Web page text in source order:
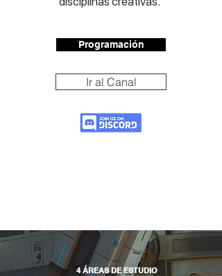
Programación
Ir al Canal
4 ÁREAS DE ESTUDIO